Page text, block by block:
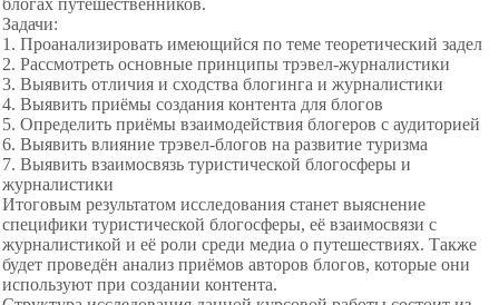
блогах путешественников.
Задачи:
1. Проанализировать имеющийся по теме теоретический задел
2. Рассмотреть основные принципы трэвел-журналистики
3. Выявить отличия и сходства блогинга и журналистики
4. Выявить приёмы создания контента для блогов
5. Определить приёмы взаимодействия блогеров с аудиторией
6. Выявить влияние трэвел-блогов на развитие туризма
7. Выявить взаимосвязь туристической блогосферы и
журналистики
Итоговым результатом исследования станет выяснение
специфики туристической блогосферы, её взаимосвязи с
журналистикой и её роли среди медиа о путешествиях. Также
будет проведён анализ приёмов авторов блогов, которые они
используют при создании контента.